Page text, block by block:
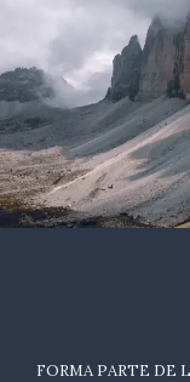
FORMA PARTE DE